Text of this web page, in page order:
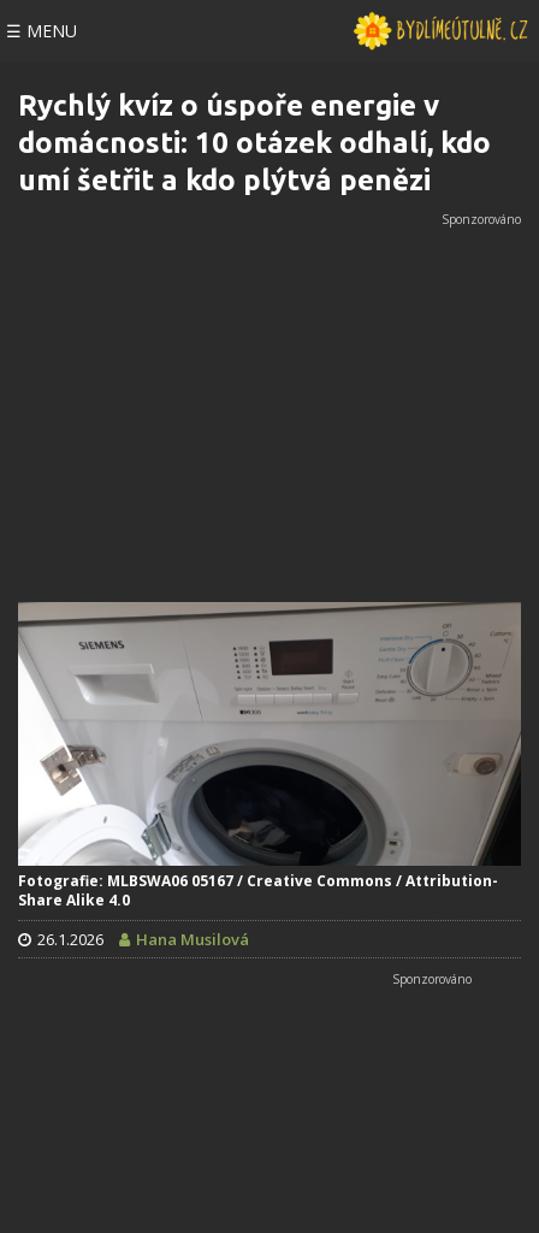
☰ MENU
Rychlý kvíz o úspoře energie v
domácnosti: 10 otázek odhalí, kdo
umí šetřit a kdo plýtvá penězi
Fotografie: MLBSWA06 05167 / Creative Commons / Attribution-
Share Alike 4.0
26.1.2026 Hana Musilová